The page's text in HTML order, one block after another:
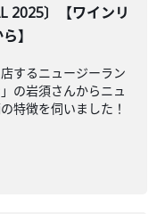
2025〕【ワインリ
】
するニュージーラン
の岩須さんからニュ
特徴を伺いました！